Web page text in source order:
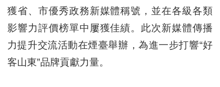
獲省、市優秀政務新媒體稱號，並在各級各類
影響力評價榜單中屢獲佳績。此次新媒體傳播
力提升交流活動在煙臺舉辦，為進一步打響“好
客山東”品牌貢獻力量。